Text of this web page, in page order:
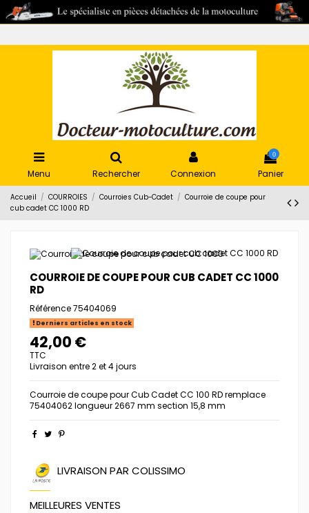
Menu Rechercher Connexion
0
Panier
Accueil COURROIES Courroies Cub-Cadet
Courroie de coupe pour
cub cadet CC 1000 RD
COURROIE DE COUPE POUR CUB CADET CC 1000
RD
Référence75404069
Derniers articles en stock
42,00 €
TTC
Livraison entre 2 et 4 jours
Courroie de coupe pour Cub Cadet CC 100 RD remplace
75404062 longueur 2667 mm section 15,8 mm
LIVRAISON PAR COLISSIMO
MEILLEURES VENTES